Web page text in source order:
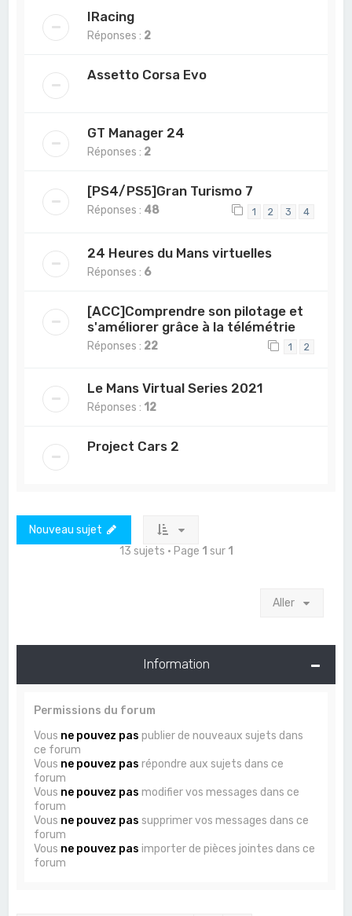
IRacing
Réponses : 2
Assetto Corsa Evo
GT Manager 24
Réponses : 2
[PS4/PS5]Gran Turismo 7
Réponses : 48 1 2 3 4
24 Heures du Mans virtuelles
Réponses : 6
[ACC]Comprendre son pilotage et
s'améliorer grâce à la télémétrie
Réponses : 22 1 2
Le Mans Virtual Series 2021
Réponses : 12
Project Cars 2
Nouveau sujet
13 sujets • Page 1 sur 1
Aller
Information
Permissions du forum
Vous ne pouvez pas publier de nouveaux sujets dans
ce forum
Vous ne pouvez pas répondre aux sujets dans ce
forum
Vous ne pouvez pas modifier vos messages dans ce
forum
Vous ne pouvez pas supprimer vos messages dans ce
forum
Vous ne pouvez pas importer de pièces jointes dans ce
forum